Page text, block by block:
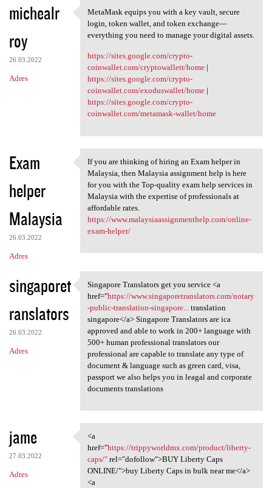
michealr
roy
26.03.2022
Adres
MetaMask equips you with a
MetaMask equips you with a key vault, secure
login, token wallet, and token exchange—
everything you need to manage your digital assets.
https://sites.google.com/crypto-
coinwallet.com/cryptowallett/home|
https://sites.google.com/crypto-
coinwallet.com/exoduswallet/home|
https://sites.google.com/crypto-
coinwallet.com/metamask-wallet/home
Exam
helper
Malaysia
26.03.2022
Adres
If you are thinking of hiring
If you are thinking of hiring an Exam helper in
Malaysia, then Malaysia assignment help is here
for you with the Top-quality exam help services in
Malaysia with the expertise of professionals at
affordable rates.
https://www.malaysiaassignmenthelp.com/online-
exam-helper/
singaporet
ranslators
26.03.2022
Adres
Singapore Translators get you
Singapore Translators get you service <a
href="https://www.singaporetranslators.com/notary
-public-translation-singapore...
translation
singapore</a> Singapore Translators are ica
approved and able to work in 200+ language with
500+ human professional translators our
professional are capable to translate any type of
document & language such as green card, visa,
passport we also helps you in leagal and corporate
documents translations
jame
27.03.2022
Adres
<a href="https:/
<a
href="https://trippyworldmx.com/product/liberty-
caps/"rel="dofollow">BUY Liberty Caps
ONLINE/">buy Liberty Caps in bulk near me</a>
<a